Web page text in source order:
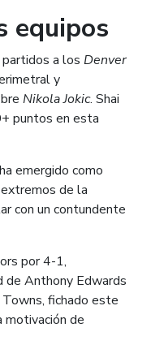
equipos
a los Denver
y
Nikola Jokic. Shai
puntos en esta
emergido como
de la
con un contundente
por 4-1,
de Anthony Edwards
fichado este
motivación de